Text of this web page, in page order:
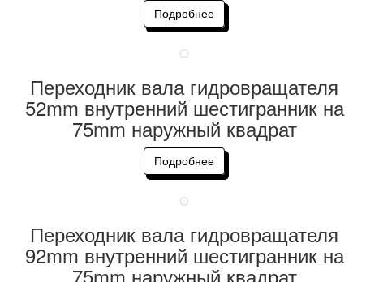
Подробнее
Переходник вала гидровращателя
52mm внутренний шестигранник на
75mm наружный квадрат
Подробнее
Переходник вала гидровращателя
92mm внутренний шестигранник на
75mm наружный квадрат